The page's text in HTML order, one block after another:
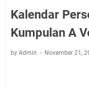
Kalendar
Kumpulan A
by Admin November 21,